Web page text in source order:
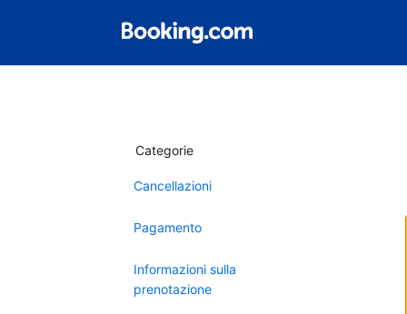
Categorie
Cancellazioni
Pagamento
Informazioni sulla
prenotazione